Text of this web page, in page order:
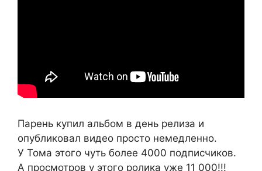
Парень купил альбом в день релиза и
опубликовал видео просто немедленно.
У Тома этого чуть более 4000 подписчиков.
А просмотров у этого ролика уже 11 000!!!